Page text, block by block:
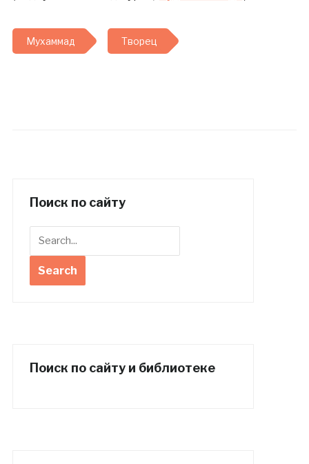
Мухаммад Творец
Поиск по сайту
Поиск по сайту и библиотеке